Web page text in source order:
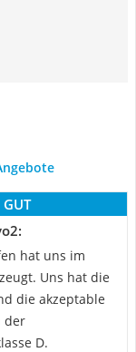
GUT
hat uns im
Uns hat die
die akzeptable
der
D.